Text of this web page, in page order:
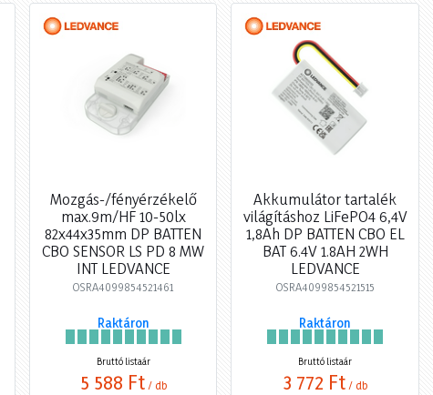
Mozgás-/fényérzékelő
max.9m/HF 10-50lx
82x44x35mm DP BATTEN
CBO SENSOR LS PD 8 MW
INT LEDVANCE
OSRA4099854521461
Raktáron
Bruttó listaár
5 588 Ft / db
Akkumulátor tartalék
világításhoz LiFePO4 6,4V
1,8Ah DP BATTEN CBO EL
BAT 6.4V 1.8AH 2WH
LEDVANCE
OSRA4099854521515
Raktáron
Bruttó listaár
3 772 Ft / db